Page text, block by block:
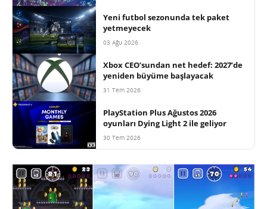
Yeni futbol sezonunda tek paket
yetmeyecek
03 Ağu 2026
Xbox CEO’sundan net hedef: 2027’de
yeniden büyüme başlayacak
31 Tem 2026
PlayStation Plus Ağustos 2026
oyunları Dying Light 2 ile geliyor
30 Tem 2026